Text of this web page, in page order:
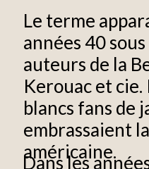
Le terme
années 40
auteurs de la
Kerouac et
blancs fans de
embrassaient
américaine.
Dans les